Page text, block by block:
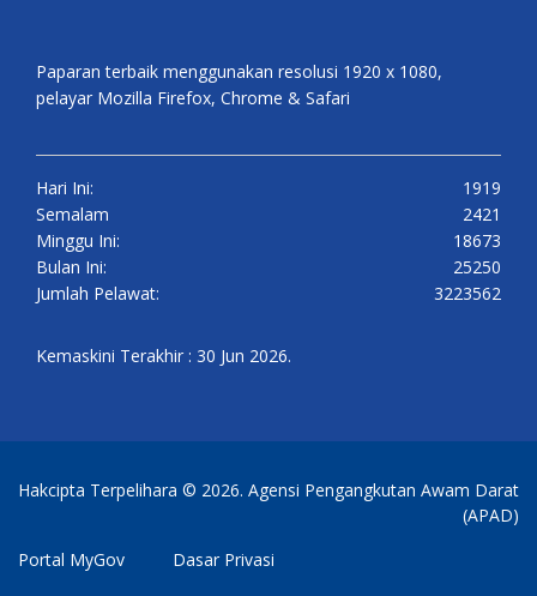
Paparan terbaik menggunakan resolusi 1920 x 1080,
pelayar Mozilla Firefox, Chrome & Safari
Hari Ini:
1919
Semalam
2421
Minggu Ini:
18673
Bulan Ini:
25250
Jumlah Pelawat:
3223562
Kemaskini Terakhir : 30 Jun 2026.
Hakcipta Terpelihara © 2026. Agensi Pengangkutan Awam Darat
(APAD)
Portal MyGov
Dasar Privasi